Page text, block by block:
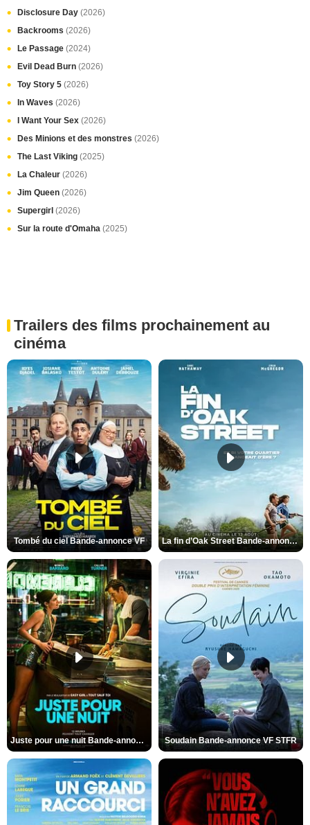
Disclosure Day (2026)
Backrooms (2026)
Le Passage (2024)
Evil Dead Burn (2026)
Toy Story 5 (2026)
In Waves (2026)
I Want Your Sex (2026)
Des Minions et des monstres (2026)
The Last Viking (2025)
La Chaleur (2026)
Jim Queen (2026)
Supergirl (2026)
Sur la route d'Omaha (2025)
Trailers des films prochainement au
cinéma
Tombé du ciel Bande-annonce VF La fin d’Oak Street Bande-annonce VO STFR
Juste pour une nuit Bande-annonce VO STFR Soudain Bande-annonce VF STFR